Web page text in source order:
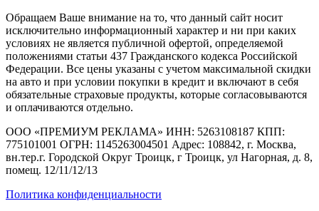
Обращаем Ваше внимание на то, что данный сайт носит
исключительно информационный характер и ни при каких
условиях не является публичной офертой, определяемой
положениями статьи 437 Гражданского кодекса Российской
Федерации. Все цены указаны с учетом максимальной скидки
на авто и при условии покупки в кредит и включают в себя
обязательные страховые продукты, которые согласовываются
и оплачиваются отдельно.
ООО «ПРЕМИУМ РЕКЛАМА» ИНН: 5263108187 КПП:
775101001 ОГРН: 1145263004501 Адрес: 108842, г. Москва,
вн.тер.г. Городской Округ Троицк, г Троицк, ул Нагорная, д. 8,
помещ. 12/11/12/13
Политика конфиденциальности